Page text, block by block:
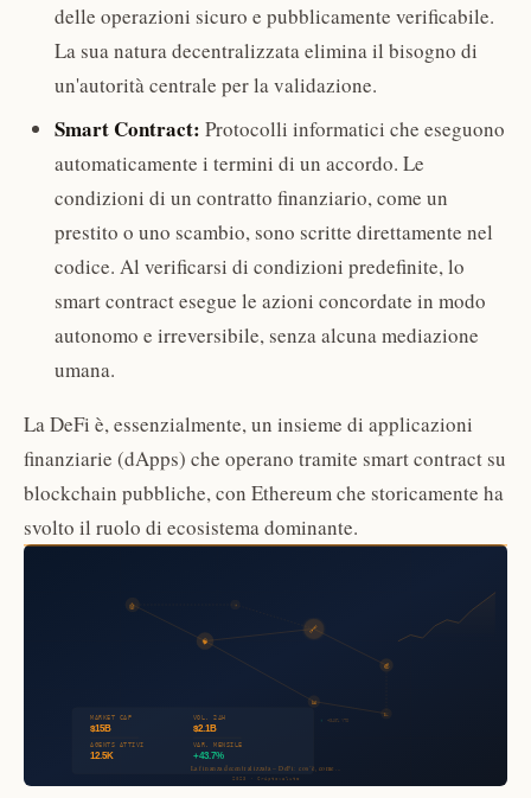
delle operazioni sicuro e pubblicamente verificabile.
La sua natura decentralizzata elimina il bisogno di
un'autorità centrale per la validazione.
Smart Contract: Protocolli informatici che eseguono
automaticamente i termini di un accordo. Le
condizioni di un contratto finanziario, come un
prestito o uno scambio, sono scritte direttamente nel
codice. Al verificarsi di condizioni predefinite, lo
smart contract esegue le azioni concordate in modo
autonomo e irreversibile, senza alcuna mediazione
umana.
La DeFi è, essenzialmente, un insieme di applicazioni
finanziarie (dApps) che operano tramite smart contract su
blockchain pubbliche, con Ethereum che storicamente ha
svolto il ruolo di ecosistema dominante.